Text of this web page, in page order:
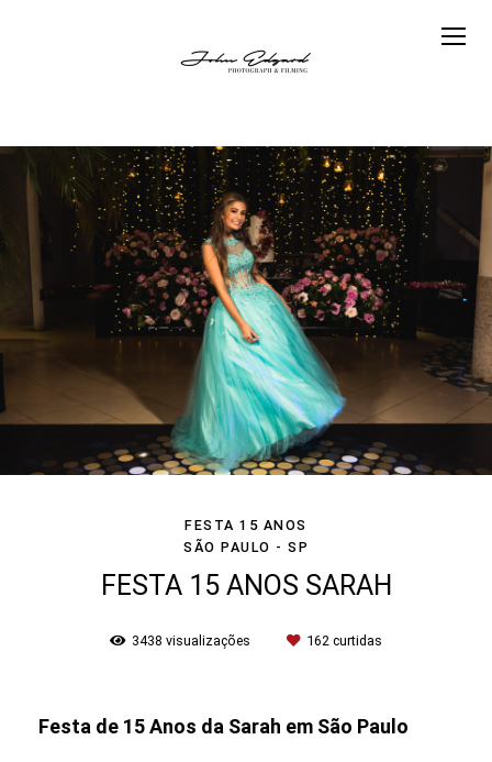
FESTA 15 ANOS
SÃO PAULO - SP
FESTA 15 ANOS SARAH
3438 visualizações 162 curtidas
Festa de 15 Anos da Sarah em São Paulo